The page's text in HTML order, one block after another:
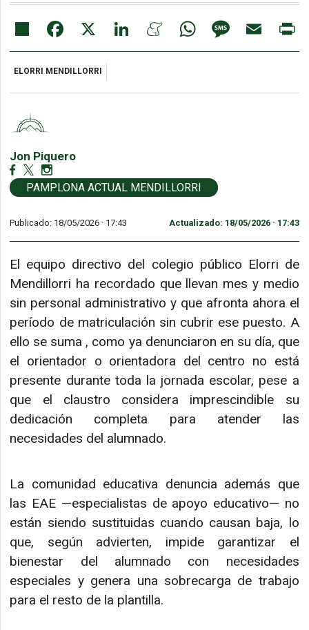
Share Facebook LinkedIn MeneameWhatsAppMessageEmail
ELORRI MENDILLORRI
Jon Piquero
PAMPLONA ACTUAL MENDILLORRI
Publicado: 18/05/2026 · 17:43 Actualizado: 18/05/2026 · 17:43
El equipo directivo del colegio público Elorri de
Mendillorri ha recordado que llevan mes y medio
sin personal administrativo y que afronta ahora el
período de matriculación sin cubrir ese puesto. A
ello se suma , como ya denunciaron en su día, que
el orientador o orientadora del centro no está
presente durante toda la jornada escolar, pese a
que el claustro considera imprescindible su
dedicación completa para atender las
necesidades del alumnado.
La comunidad educativa denuncia además que
las EAE —especialistas de apoyo educativo— no
están siendo sustituidas cuando causan baja, lo
que, según advierten, impide garantizar el
bienestar del alumnado con necesidades
especiales y genera una sobrecarga de trabajo
para el resto de la plantilla.